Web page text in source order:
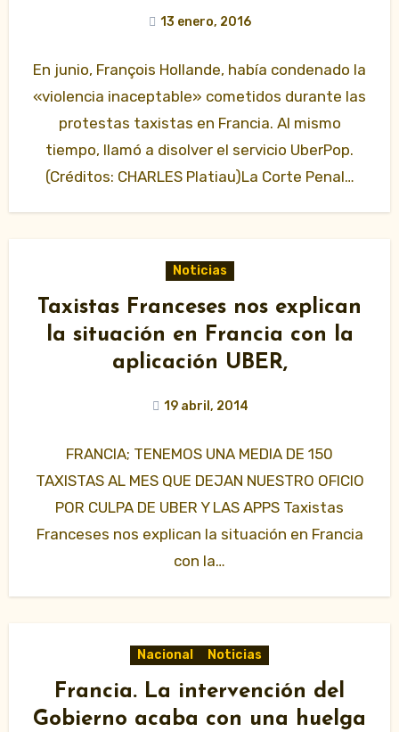
13 enero, 2016
En junio, François Hollande, había condenado la
«violencia inaceptable» cometidos durante las
protestas taxistas en Francia. Al mismo
tiempo, llamó a disolver el servicio UberPop.
(Créditos: CHARLES Platiau)La Corte Penal…
Noticias
Taxistas Franceses nos explican
la situación en Francia con la
aplicación UBER,
19 abril, 2014
FRANCIA; TENEMOS UNA MEDIA DE 150
TAXISTAS AL MES QUE DEJAN NUESTRO OFICIO
POR CULPA DE UBER Y LAS APPS Taxistas
Franceses nos explican la situación en Francia
con la…
Nacional Noticias
Francia. La intervención del
Gobierno acaba con una huelga